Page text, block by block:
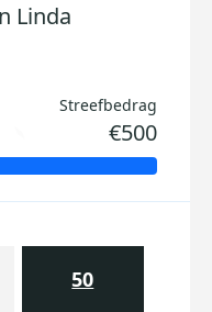
Linda
Streefbedrag
€500
50